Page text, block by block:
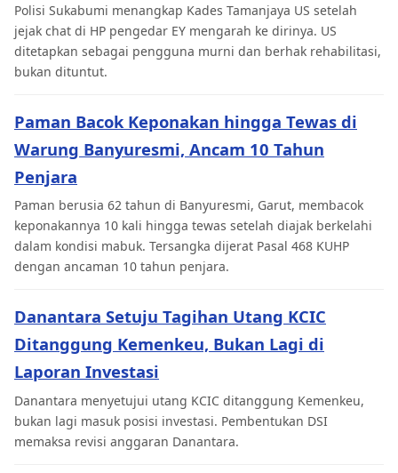
Polisi Sukabumi menangkap Kades Tamanjaya US setelah
jejak chat di HP pengedar EY mengarah ke dirinya. US
ditetapkan sebagai pengguna murni dan berhak rehabilitasi,
bukan dituntut.
Paman Bacok Keponakan hingga Tewas di
Warung Banyuresmi, Ancam 10 Tahun
Penjara
Paman berusia 62 tahun di Banyuresmi, Garut, membacok
keponakannya 10 kali hingga tewas setelah diajak berkelahi
dalam kondisi mabuk. Tersangka dijerat Pasal 468 KUHP
dengan ancaman 10 tahun penjara.
Danantara Setuju Tagihan Utang KCIC
Ditanggung Kemenkeu, Bukan Lagi di
Laporan Investasi
Danantara menyetujui utang KCIC ditanggung Kemenkeu,
bukan lagi masuk posisi investasi. Pembentukan DSI
memaksa revisi anggaran Danantara.